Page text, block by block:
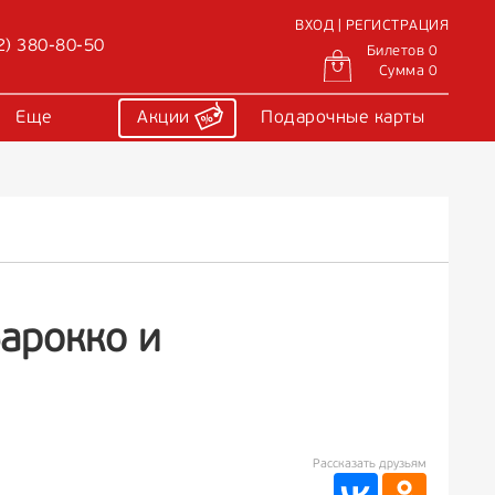
380-80-50
ВХОД | РЕГИСТРАЦИЯ
Билетов 0
Сумма 0
Еще Акции Подарочные карты
и
Рассказать друзьям